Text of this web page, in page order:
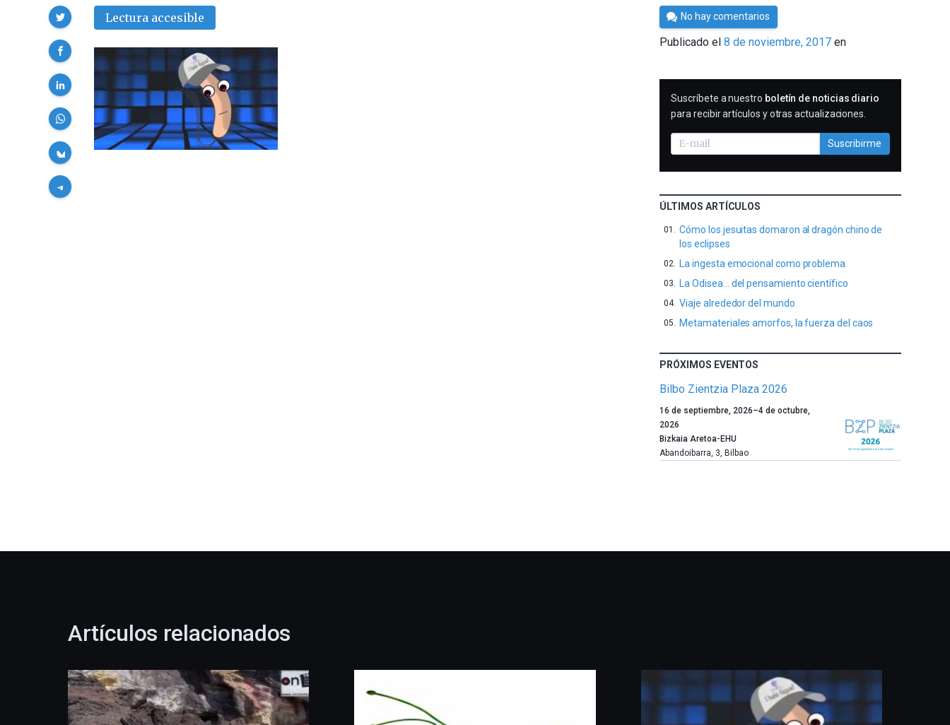
Lectura accesible
Compartir
Por
César
Tomé
No hay comentarios
Publicado el8 de noviembre, 2017 en
SUSCRIBIRME
Suscríbete a nuestro boletín de noticias diario
para recibir artículos y otras actualizaciones.
Suscribirme
ÚLTIMOS ARTÍCULOS
Cómo los jesuitas domaron al dragón chino de
los eclipses
La ingesta emocional como problema
La Odisea… del pensamiento científico
Viaje alrededor del mundo
Metamateriales amorfos, la fuerza del caos
PRÓXIMOS EVENTOS
Bilbo Zientzia Plaza 2026
Un
año
más,
Bilbao
la
un
16 de septiembre, 2026–4 de octubre,
2026
Bizkaia Aretoa-EHU
Abandoibarra, 3, Bilbao
Artículos relacionados